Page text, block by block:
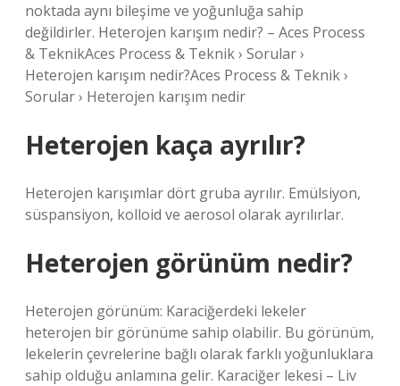
noktada aynı bileşime ve yoğunluğa sahip
değildirler. Heterojen karışım nedir? – Aces Process
& TeknikAces Process & Teknik › Sorular ›
Heterojen karışım nedir?Aces Process & Teknik ›
Sorular › Heterojen karışım nedir
Heterojen kaça ayrılır?
Heterojen karışımlar dört gruba ayrılır. Emülsiyon,
süspansiyon, kolloid ve aerosol olarak ayrılırlar.
Heterojen görünüm nedir?
Heterojen görünüm: Karaciğerdeki lekeler
heterojen bir görünüme sahip olabilir. Bu görünüm,
lekelerin çevrelerine bağlı olarak farklı yoğunluklara
sahip olduğu anlamına gelir. Karaciğer lekesi – Liv